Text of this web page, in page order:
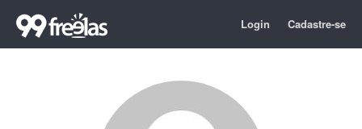
Login Cadastre-se